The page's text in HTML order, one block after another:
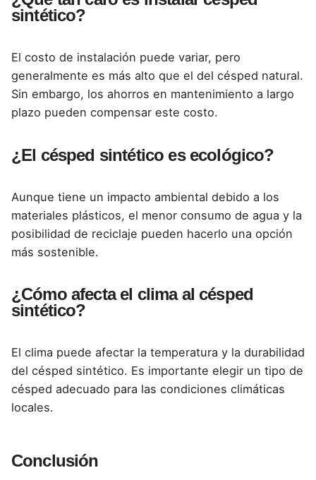
sintético?
El costo de instalación puede variar, pero
generalmente es más alto que el del césped natural.
Sin embargo, los ahorros en mantenimiento a largo
plazo pueden compensar este costo.
¿El césped sintético es ecológico?
Aunque tiene un impacto ambiental debido a los
materiales plásticos, el menor consumo de agua y la
posibilidad de reciclaje pueden hacerlo una opción
más sostenible.
¿Cómo afecta el clima al césped
sintético?
El clima puede afectar la temperatura y la durabilidad
del césped sintético. Es importante elegir un tipo de
césped adecuado para las condiciones climáticas
locales.
Conclusión